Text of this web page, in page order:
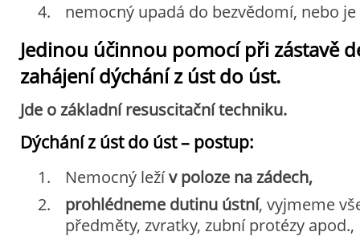
nemocný upadá do bezvědomí, nebo
Jedinou účinnou pomocí při zástavě
zahájení dýchání z úst do úst.
Jde o základní resuscitační techniku.
Dýchání z úst do úst – postup:
Nemocný ležív poloze na zádech,
prohlédneme dutinu ústní, vyjmeme
předměty, zvratky, zubní protézy apod.,